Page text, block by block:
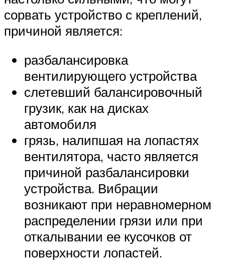
сорвать устройство с креплений,
причиной является:
разбалансировка
вентилирующего устройства
слетевший балансировочный
грузик, как на дисках
автомобиля
грязь, налипшая на лопастях
вентилятора, часто является
причиной разбалансировки
устройства. Вибрации
возникают при неравномерном
распределении грязи или при
откалывании ее кусочков от
поверхности лопастей.